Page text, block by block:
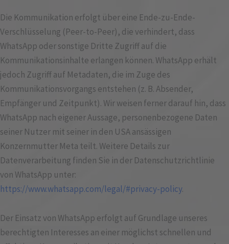
Die Kommunikation erfolgt über eine Ende-zu-Ende-
Verschlüsselung (Peer-to-Peer), die verhindert, dass
WhatsApp oder sonstige Dritte Zugriff auf die
Kommunikationsinhalte erlangen können. WhatsApp erhält
jedoch Zugriff auf Metadaten, die im Zuge des
Kommunikationsvorgangs entstehen (z. B. Absender,
Empfänger und Zeitpunkt). Wir weisen ferner darauf hin, dass
WhatsApp nach eigener Aussage, personenbezogene Daten
seiner Nutzer mit seiner in den USA ansässigen
Konzernmutter Meta teilt. Weitere Details zur
Datenverarbeitung finden Sie in der Datenschutzrichtlinie
von WhatsApp unter:
https://www.whatsapp.com/legal/#privacy-policy.
Der Einsatz von WhatsApp erfolgt auf Grundlage unseres
berechtigten Interesses an einer möglichst schnellen und